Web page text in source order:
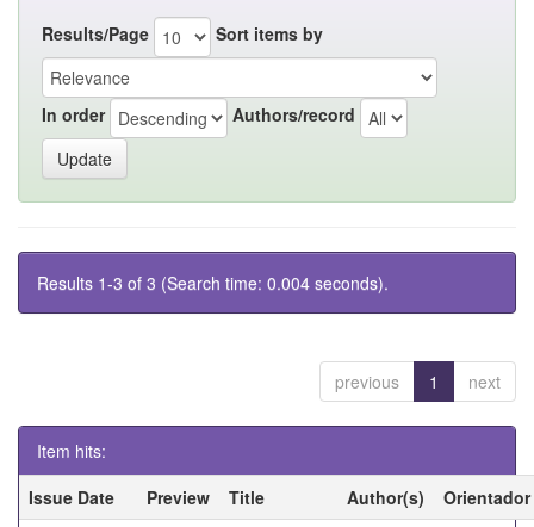
Results/Page Sort items by
In order Authors/record
Results 1-3 of 3 (Search time: 0.004 seconds).
previous 1 next
Item hits:
Issue Date
Preview Title Author(s)
Orientador